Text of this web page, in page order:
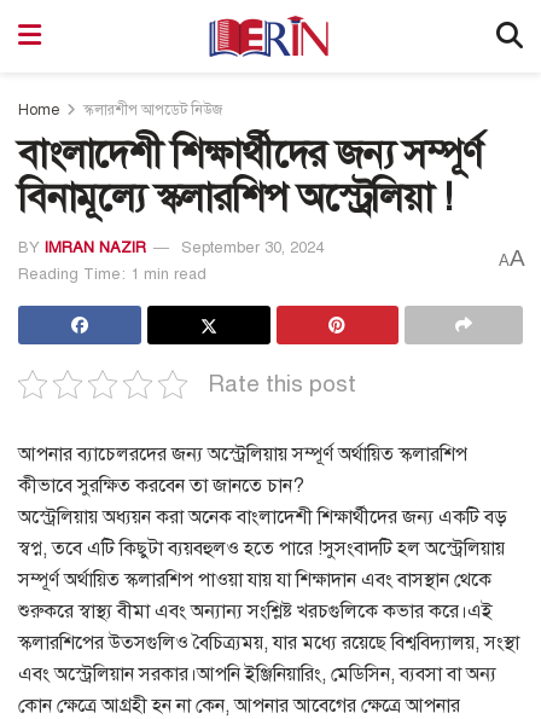
Home স্কলারশীপ আপডেট নিউজ
বাংলাদেশী শিক্ষার্থীদের জন্য সম্পূর্ণ
বিনামূল্যে স্কলারশিপ অস্ট্রেলিয়া !
BY IMRAN NAZIR
September 30, 2024
Reading Time: 1 min read
AA
Rate this post
আপনার ব্যাচেলরদের জন্য অস্ট্রেলিয়ায় সম্পূর্ণ অর্থায়িত স্কলারশিপ
কীভাবে সুরক্ষিত করবেন তা জানতে চান?
অস্ট্রেলিয়ায় অধ্যয়ন করা অনেক বাংলাদেশী শিক্ষার্থীদের জন্য একটি বড়
স্বপ্ন, তবে এটি কিছুটা ব্যয়বহুলও হতে পারে !সুসংবাদটি হল অস্ট্রেলিয়ায়
সম্পূর্ণ অর্থায়িত স্কলারশিপ পাওয়া যায় যা শিক্ষাদান এবং বাসস্থান থেকে
শুরুকরে স্বাস্থ্য বীমা এবং অন্যান্য সংশ্লিষ্ট খরচগুলিকে কভার করে।এই
স্কলারশিপের উত্সগুলিও বৈচিত্র্যময়, যার মধ্যে রয়েছে বিশ্ববিদ্যালয়, সংস্থা
এবং অস্ট্রেলিয়ান সরকার।আপনি ইঞ্জিনিয়ারিং, মেডিসিন, ব্যবসা বা অন্য
কোন ক্ষেত্রে আগ্রহী হন না কেন, আপনার আবেগের ক্ষেত্রে আপনার